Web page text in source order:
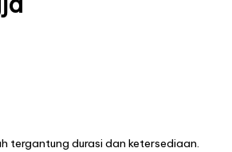
tergantung durasi dan ketersediaan.